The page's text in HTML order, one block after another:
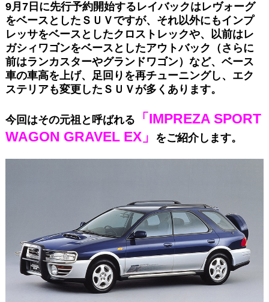
9月7日に先行予約開始するレイバックはレヴォーグ
をベースとしたＳＵＶですが、それ以外にもインプ
レッサをベースとしたクロストレックや、以前はレ
ガシィワゴンをベースとしたアウトバック（さらに
前はランカスターやグランドワゴン）など、ベース
車の車高を上げ、足回りを再チューニングし、エク
ステリアも変更したＳＵＶが多くあります。
今回はその元祖と呼ばれる
「IMPREZA SPORT
WAGON GRAVEL EX」
をご紹介します。